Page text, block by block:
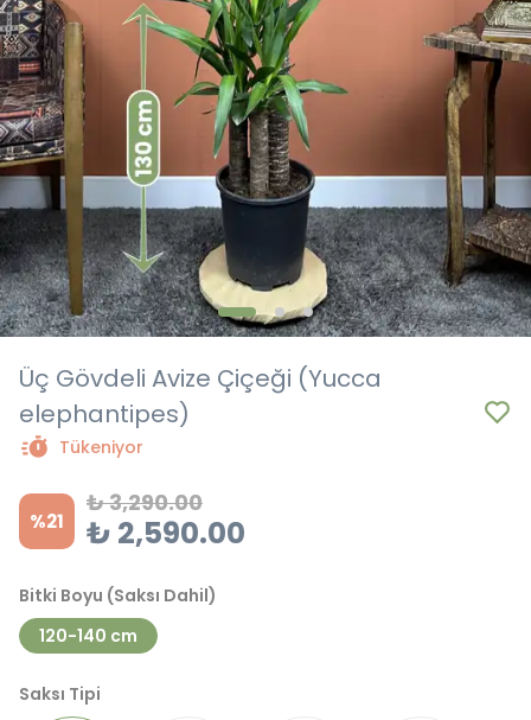
Üç Gövdeli Avize Çiçeği (Yucca
elephantipes)
Tükeniyor
%21
₺ 3,290.00
₺ 2,590.00
Bitki Boyu (Saksı Dahil)
120-140 cm
Saksı Tipi